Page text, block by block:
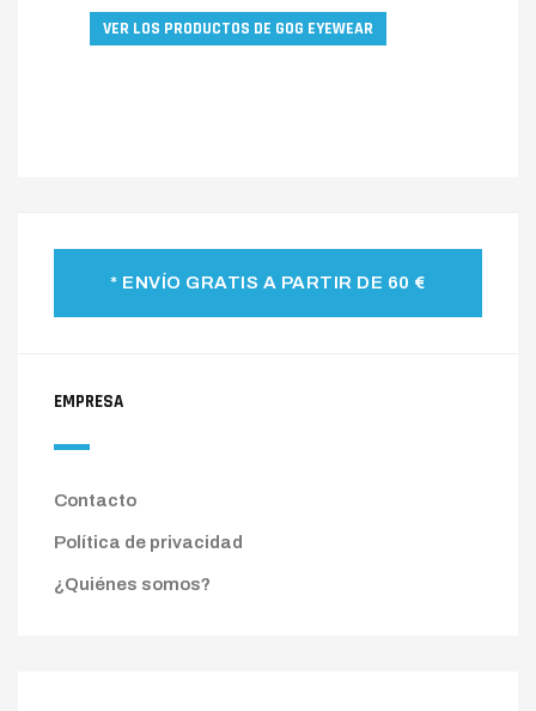
VER LOS PRODUCTOS DE GOG EYEWEAR
* ENVÍO GRATIS A PARTIR DE 60 €
EMPRESA
Contacto
Política de privacidad
¿Quiénes somos?